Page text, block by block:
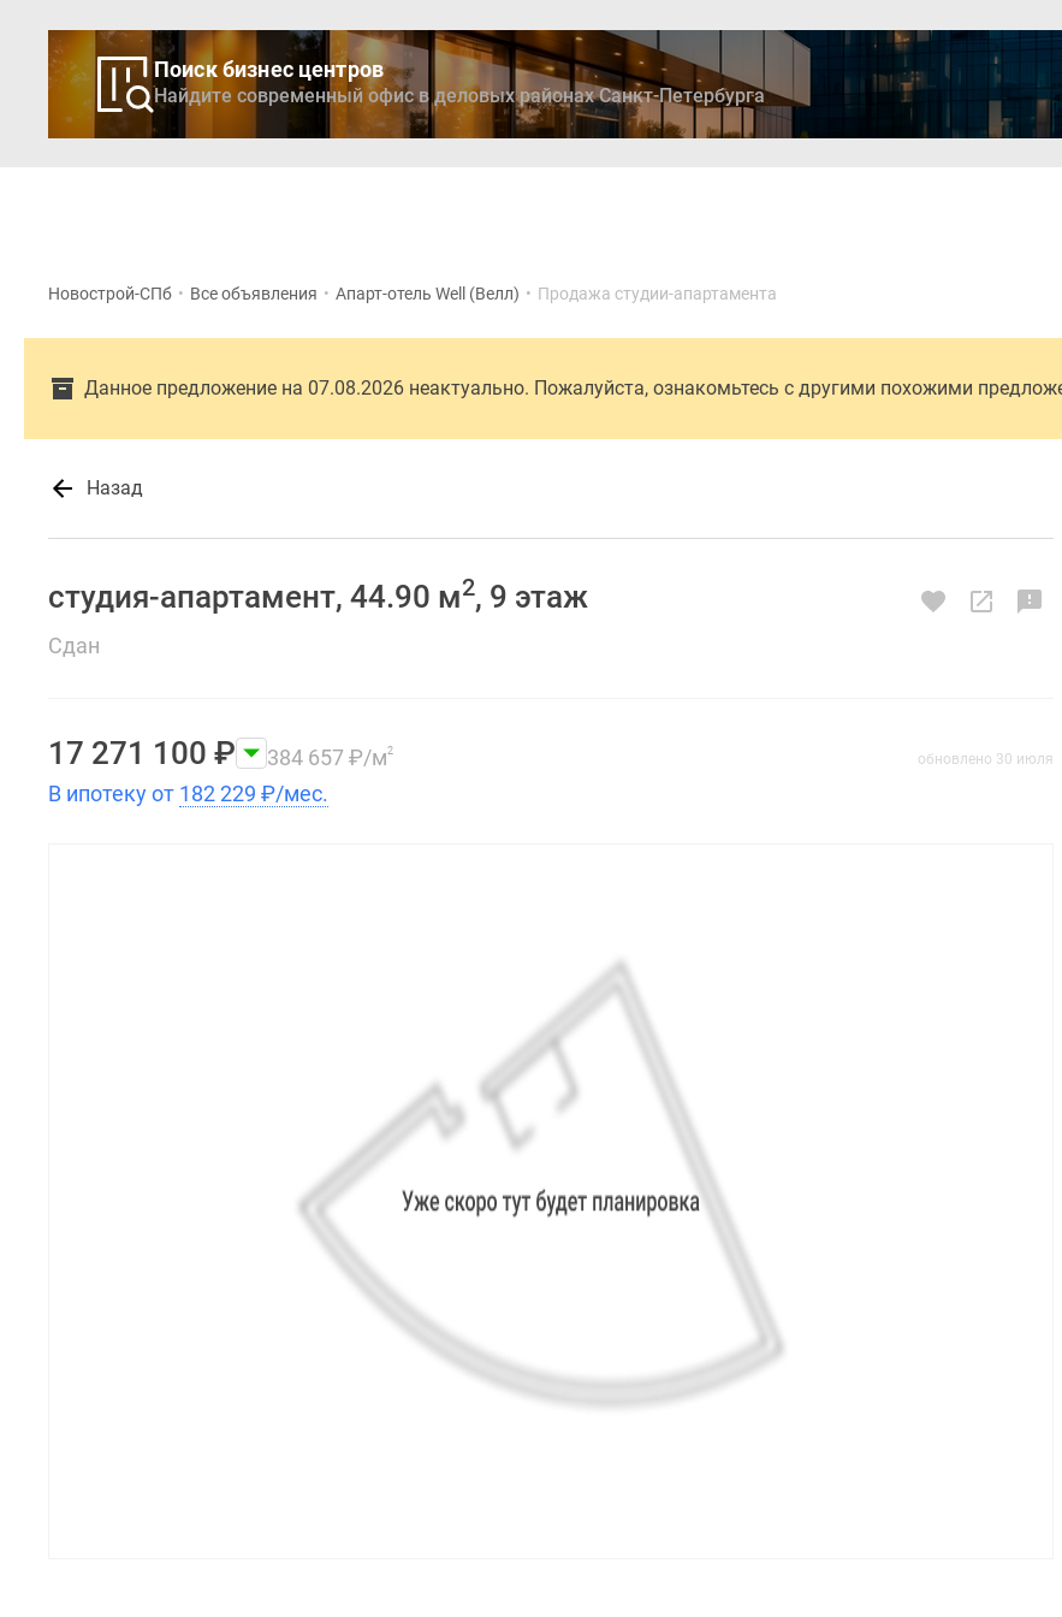
Поиск бизнес центров
Найдите современный офис в деловых районах Санкт-Петербурга
Новострой-СПб • Все объявления • Апарт-отель Well (Велл) • Продажа студии-апартамента
Данное предложение на 07.08.2026 неактуально. Пожалуйста, ознакомьтесь с другими похожими
Назад
студия-апартамент, 44.90 м2, 9 этаж
Сдан
17 271 100 ₽ 384 657₽/м2
В ипотеку от 182 229 ₽/мес.
обновлено 30 июля